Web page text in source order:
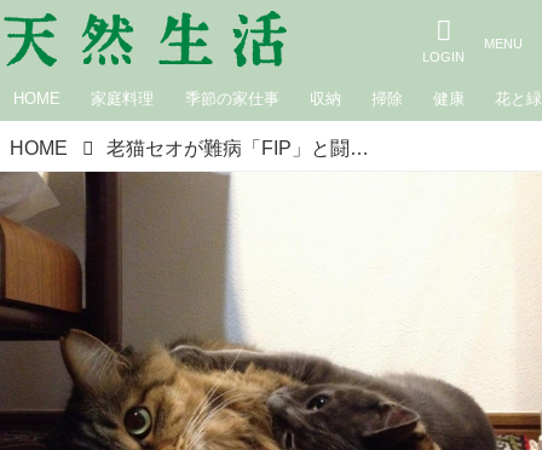
HOME 家庭料理 季節の家仕事 収納 掃除 健康 花と緑
HOME 老猫セオが難病「FIP」と闘った日々。治療薬・投薬方法・費用、そして最期の時間｜猫の預かりボランティア・小禄広海のねこおば日記